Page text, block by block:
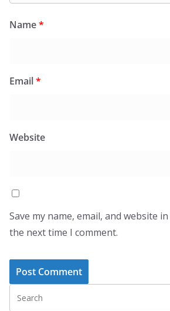
Name*
Email*
Website
Save my name, email, and website
the next time I comment.